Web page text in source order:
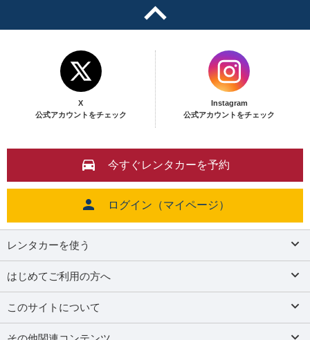
X
公式アカウントをチェック
Instagram
公式アカウントをチェック
今すぐレンタカーを予約
ログイン（マイページ）
レンタカーを使う
はじめてご利用の方へ
このサイトについて